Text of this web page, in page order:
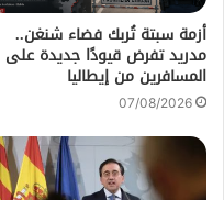
أزمة سبتة تُربك فضاء شنغن..
مدريد تفرض قيودًا جديدة على
المسافرين من إيطاليا
07/08/2026